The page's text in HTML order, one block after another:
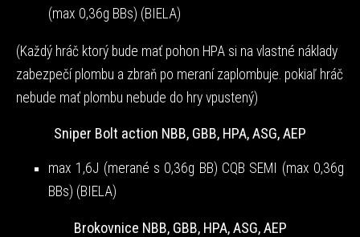
(max 0,36g BBs) (BIELA)
(Každý hráč ktorý bude mať pohon HPA si na vlastné náklady
zabezpečí plombu a zbraň po meraní zaplombuje. pokiaľ hráč
nebude mať plombu nebude do hry vpustený)
Sniper Bolt action NBB, GBB, HPA, ASG, AEP
max 1,6J (merané s 0,36g BB) CQB SEMI (max 0,36g
BBs) (BIELA)
Brokovnice NBB, GBB, HPA, ASG, AEP